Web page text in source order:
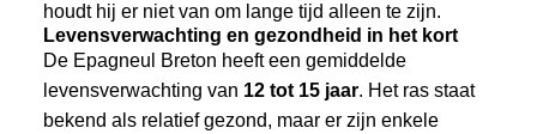
houdt hij er niet van om lange tijd alleen te zijn.
Levensverwachting en gezondheid in het kort
De Epagneul Breton heeft een gemiddelde
levensverwachting van 12 tot 15 jaar. Het ras staat
bekend als relatief gezond, maar er zijn enkele